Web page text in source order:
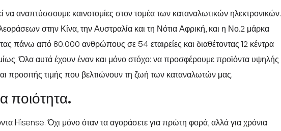
να αναπτύσσουμε καινοτομίες στον τομέα των καταναλωτικών ηλεκτρονικών.
στην Κίνα, την Αυστραλία και τη Νότια Αφρική, και η Νο.2 μάρκα
πάνω από 80.000 ανθρώπους σε 54 εταιρείες και διαθέτοντας 12 κέντρα
Όλα αυτά έχουν έναν και μόνο στόχο: να προσφέρουμε προϊόντα υψηλής
προσιτής τιμής που βελτιώνουν τη ζωή των καταναλωτών μας.
ποιότητα.
Hisense. Όχι μόνο όταν τα αγοράσετε για πρώτη φορά, αλλά για χρόνια